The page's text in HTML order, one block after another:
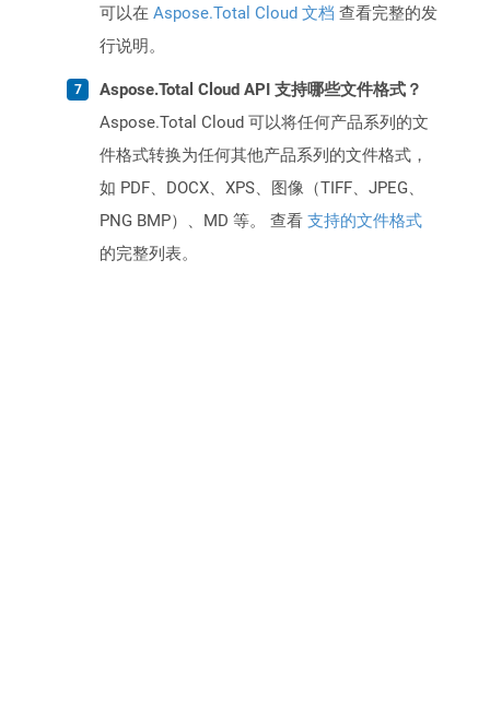
可以在 Aspose.Total Cloud 文档 查看完整的发
行说明。
Aspose.Total Cloud API 支持哪些文件格式？
Aspose.Total Cloud 可以将任何产品系列的文
件格式转换为任何其他产品系列的文件格式，
如 PDF、DOCX、XPS、图像（TIFF、JPEG、
PNG BMP）、MD 等。 查看 支持的文件格式
的完整列表。